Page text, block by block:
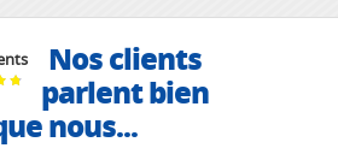
Nos clients
parlent bien
nous...